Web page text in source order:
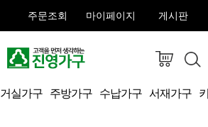
주문조회 마이페이지 게시판
거실가구 주방가구 수납가구 서재가구